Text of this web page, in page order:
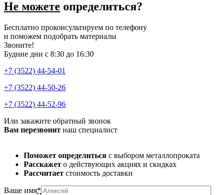
Не можете определиться?
Бесплатно проконсультируем по телефону
и поможем подобрать материалы
Звоните!
Будние дни с 8:30 до 16:30
+7 (3522) 44-54-01
+7 (3522) 44-50-26
+7 (3522) 44-52-96
Или закажите обратный звонок
Вам перезвонит наш специалист
Поможет определиться с выбором металлопроката
Расскажет о действующих акциях и скидках
Рассчитает стоимость доставки
Ваше имя*